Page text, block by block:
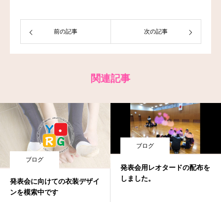
前の記事 次の記事
関連記事
ブログ
発表会に向けての衣装デザイ
ンを模索中です
ブログ
発表会用レオタードの配布を
しました。